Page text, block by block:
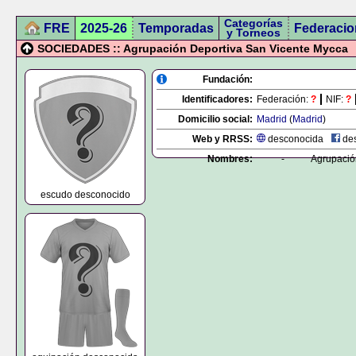
FRE 2025-26 Temporadas Categorías
y Torneos
SOCIEDADES :: Agrupación Deportiva San Vicente Mycca
escudo desconocido
Fundación:
Identificadores: Federación: ? NIF: ?
Domicilio social: Madrid (Madrid)
Web y RRSS:
desconocida
Nombres:
-